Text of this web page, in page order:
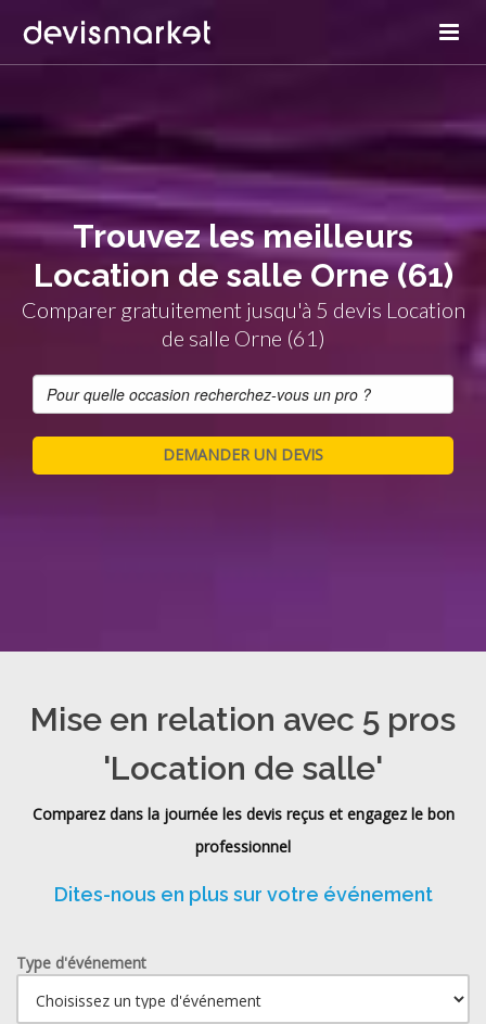
Trouvez les meilleurs
Location de salle Orne (61)
Comparer gratuitement jusqu'à 5 devis Location
de salle Orne (61)
Mise en relation avec 5 pros
'Location de salle'
Comparez dans la journée les devis reçus et engagez le bon
professionnel
Dites-nous en plus sur votre événement
Type d'événement